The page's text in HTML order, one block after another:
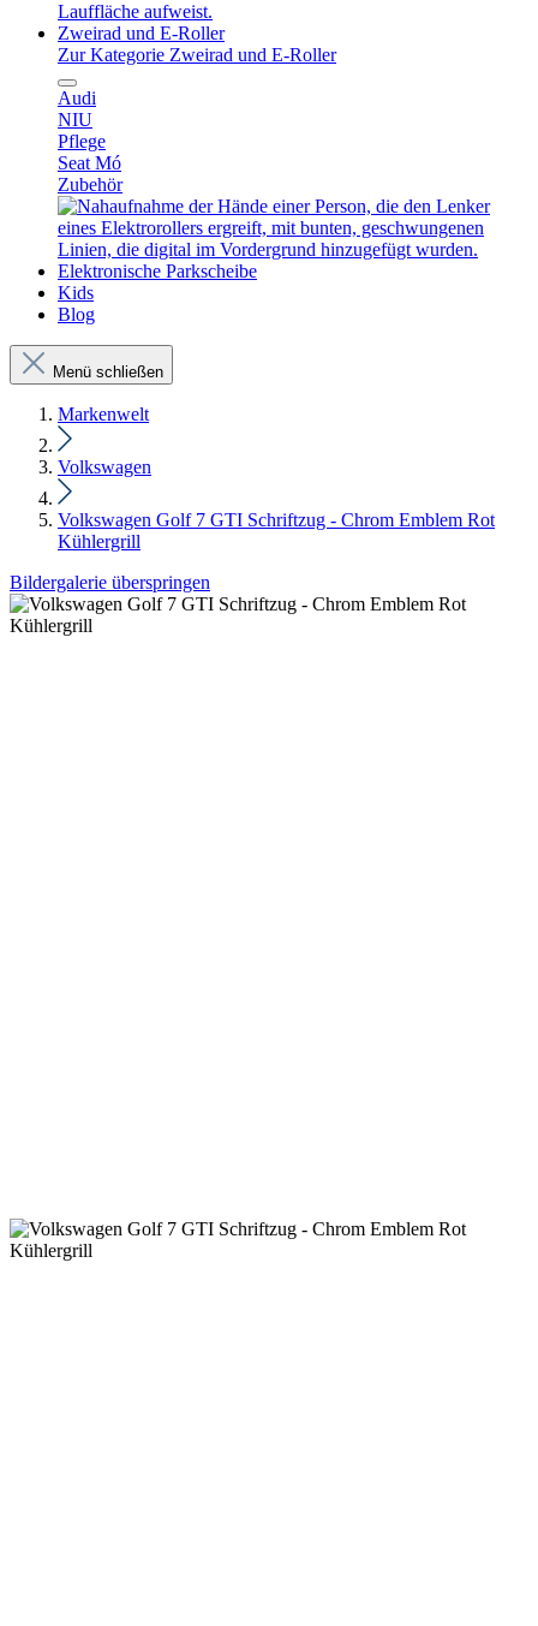
Zweirad und E-Roller
Zur Kategorie Zweirad und E-Roller
Audi
NIU
Pflege
Seat Mó
Zubehör
Elektronische Parkscheibe
Kids
Blog
Menü schließen
Markenwelt
Volkswagen
Volkswagen Golf 7 GTI Schriftzug - Chrom Emblem Rot
Kühlergrill
Bildergalerie überspringen